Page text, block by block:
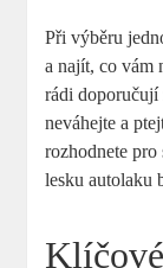
Při výběru
a najít, co vám
rádi doporučují
neváhejte a
rozhodnete pro
lesku autolaku